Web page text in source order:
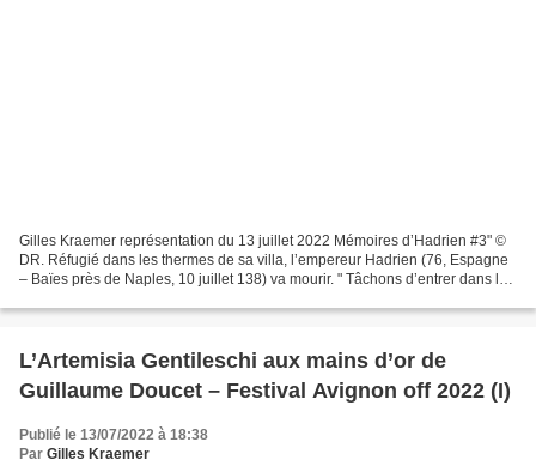
Gilles Kraemer représentation du 13 juillet 2022 Mémoires d’Hadrien #3" ©
DR. Réfugié dans les thermes de sa villa, l’empereur Hadrien (76, Espagne
– Baïes près de Naples, 10 juillet 138) va mourir. " Tâchons d’entrer dans la
​​​​​​​L’Artemisia Gentileschi aux mains d’or de
Guillaume Doucet – Festival Avignon off 2022 (I)
Publié le 13/07/2022 à 18:38
Par Gilles Kraemer